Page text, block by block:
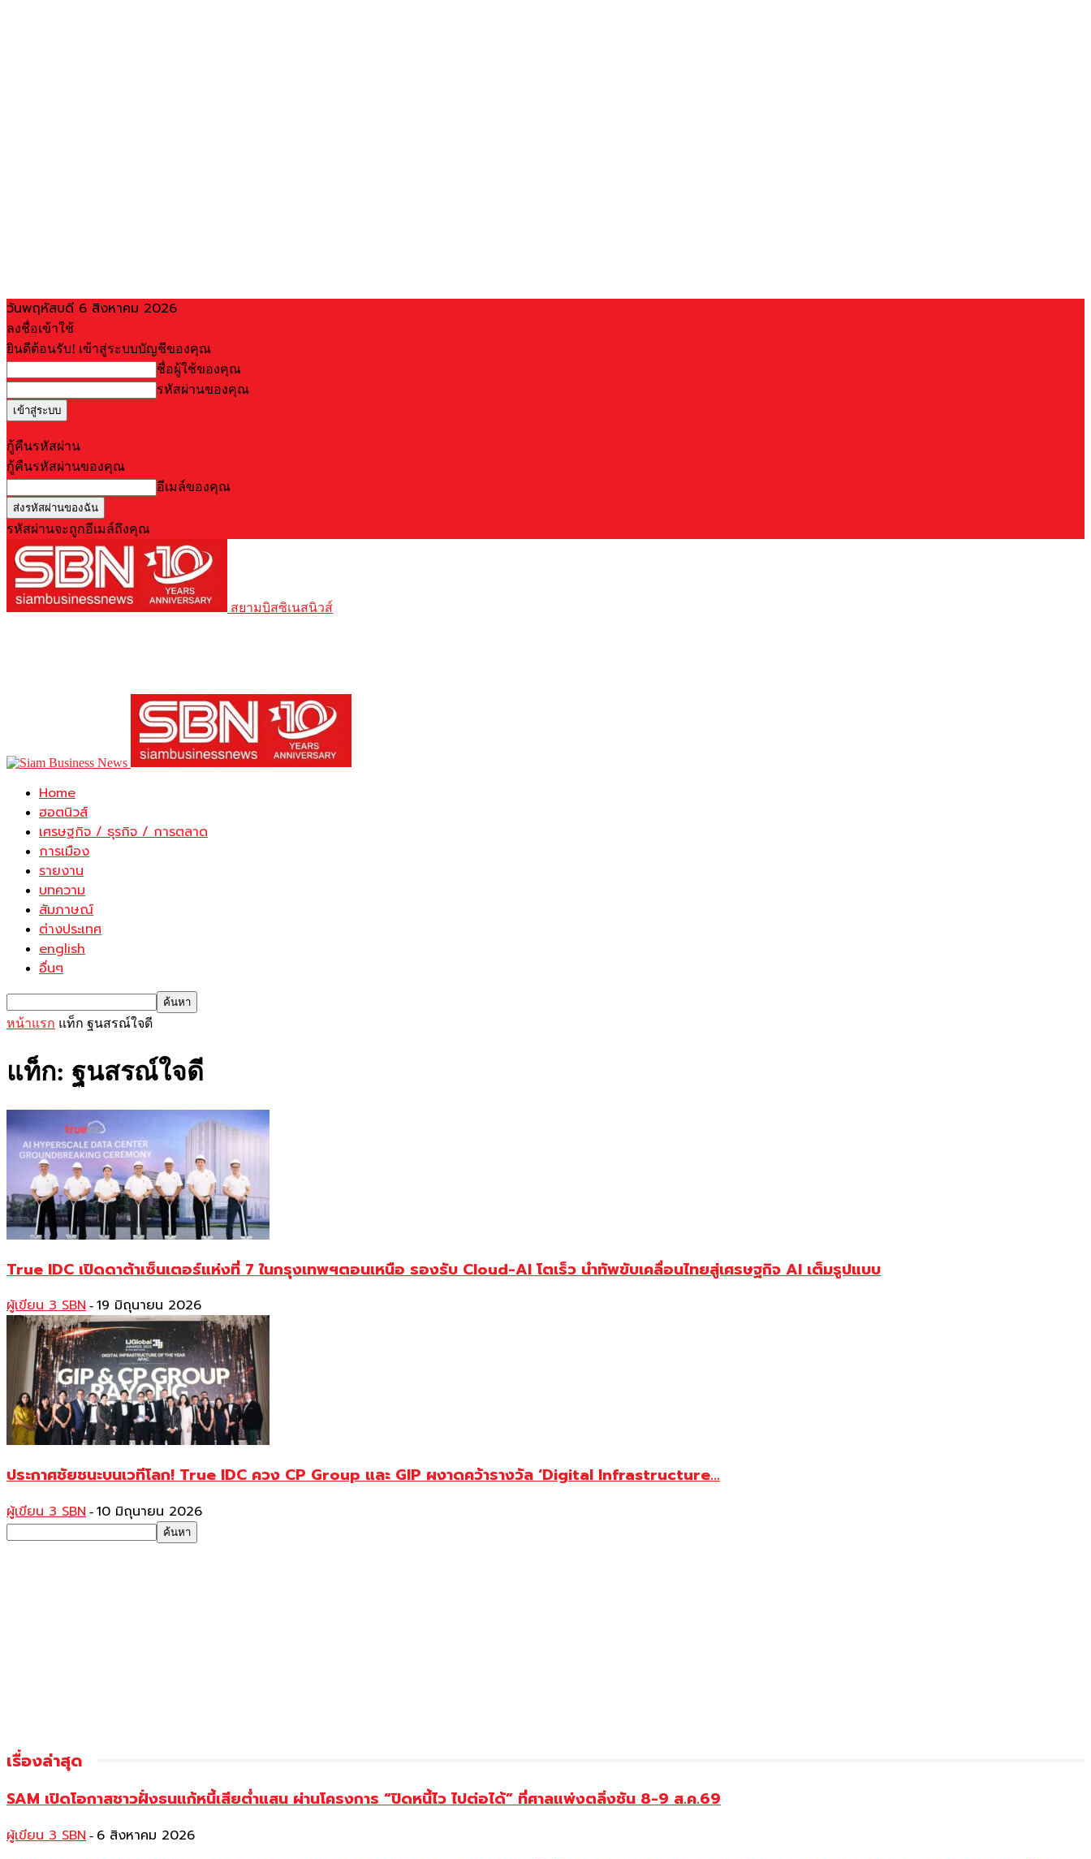
วันพฤหัสบดี 6 สิงหาคม 2026
ลงชื่อเข้าใช้
ยินดีต้อนรับ! เข้าสู่ระบบบัญชีของคุณ
ชื่อผู้ใช้ของคุณ
รหัสผ่านของคุณ
กู้คืนรหัสผ่าน
กู้คืนรหัสผ่านของคุณ
อีเมล์ของคุณ
รหัสผ่านจะถูกอีเมล์ถึงคุณ
สยามบิสซิเนสนิวส์
Home
ฮอตนิวส์
เศรษฐกิจ / ธุรกิจ / การตลาด
การเมือง
รายงาน
บทความ
สัมภาษณ์
ต่างประเทศ
english
อื่นๆ
หน้าแรก แท็ก ฐนสรณ์ใจดี
แท็ก: ฐนสรณ์ใจดี
True IDC เปิดดาต้าเซ็นเตอร์แห่งที่ 7 ในกรุงเทพฯตอนเหนือ รองรับ Cloud-AI โตเร็ว นำทัพขับเคลื่อนไทยสู่เศรษฐกิจ AI เต็มรูปแบบ
ผู้เขียน 3 SBN - 19 มิถุนายน 2026
ประกาศชัยชนะบนเวทีโลก! True IDC ควง CP Group และ GIP ผงาดคว้ารางวัล ‘Digital Infrastructure...
ผู้เขียน 3 SBN - 10 มิถุนายน 2026
เรื่องล่าสุด
SAM เปิดโอกาสชาวฝั่งธนแก้หนี้เสียต่ำแสน ผ่านโครงการ “ปิดหนี้ไว ไปต่อได้” ที่ศาลแพ่งตลิ่งชัน 8-9 ส.ค.69
ผู้เขียน 3 SBN - 6 สิงหาคม 2026